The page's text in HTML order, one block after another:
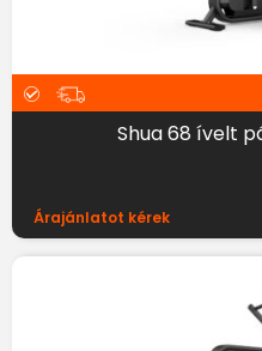
Shua 68 ívelt
Árajánlatot kérek